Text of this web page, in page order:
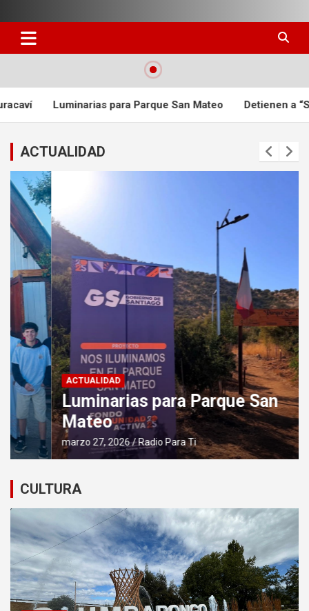
to
content
para Parque San Mateo Detienen a “Spiderman”:
ACTUALIDAD
ACTUALIDAD
Luminarias para Parque San
Mateo
marzo 27, 2026 Radio Para Ti
CULTURA